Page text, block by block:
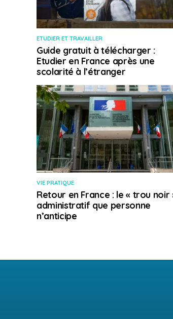
ETUDIER ET TRAVAILLER
Guide gratuit à télécharger :
Etudier en France après une
scolarité à l’étranger
VIE PRATIQUE
Retour en France : le « trou noir
administratif que personne
n’anticipe